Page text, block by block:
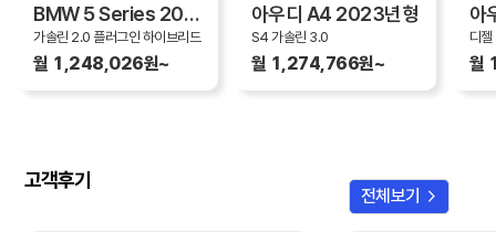
BMW 5 Series 2023년형
가솔린 2.0 플러그인 하이브리드
월 1,248,026원~
아우디 A4 2023년형
S4 가솔린 3.0
월 1,274,766원~
디
월
고객후기
전체보기 chevron_right